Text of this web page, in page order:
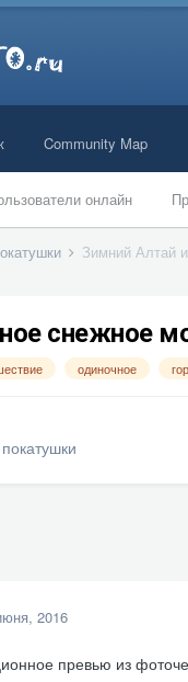
онлайн
Community Map
Зимний Алтай
снежное
одиночное
2016
превью из